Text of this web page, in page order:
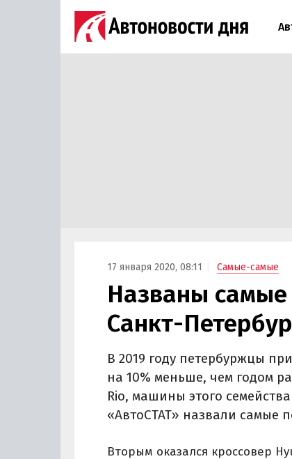
17 января 2020, 08:11 Самые-самые
Названы
Санкт-
В 2019 году петербуржцы
на 10% меньше, чем годом
Rio, машины этого
«АвтоСТАТ» назвали самые
Вторым оказался кроссовер